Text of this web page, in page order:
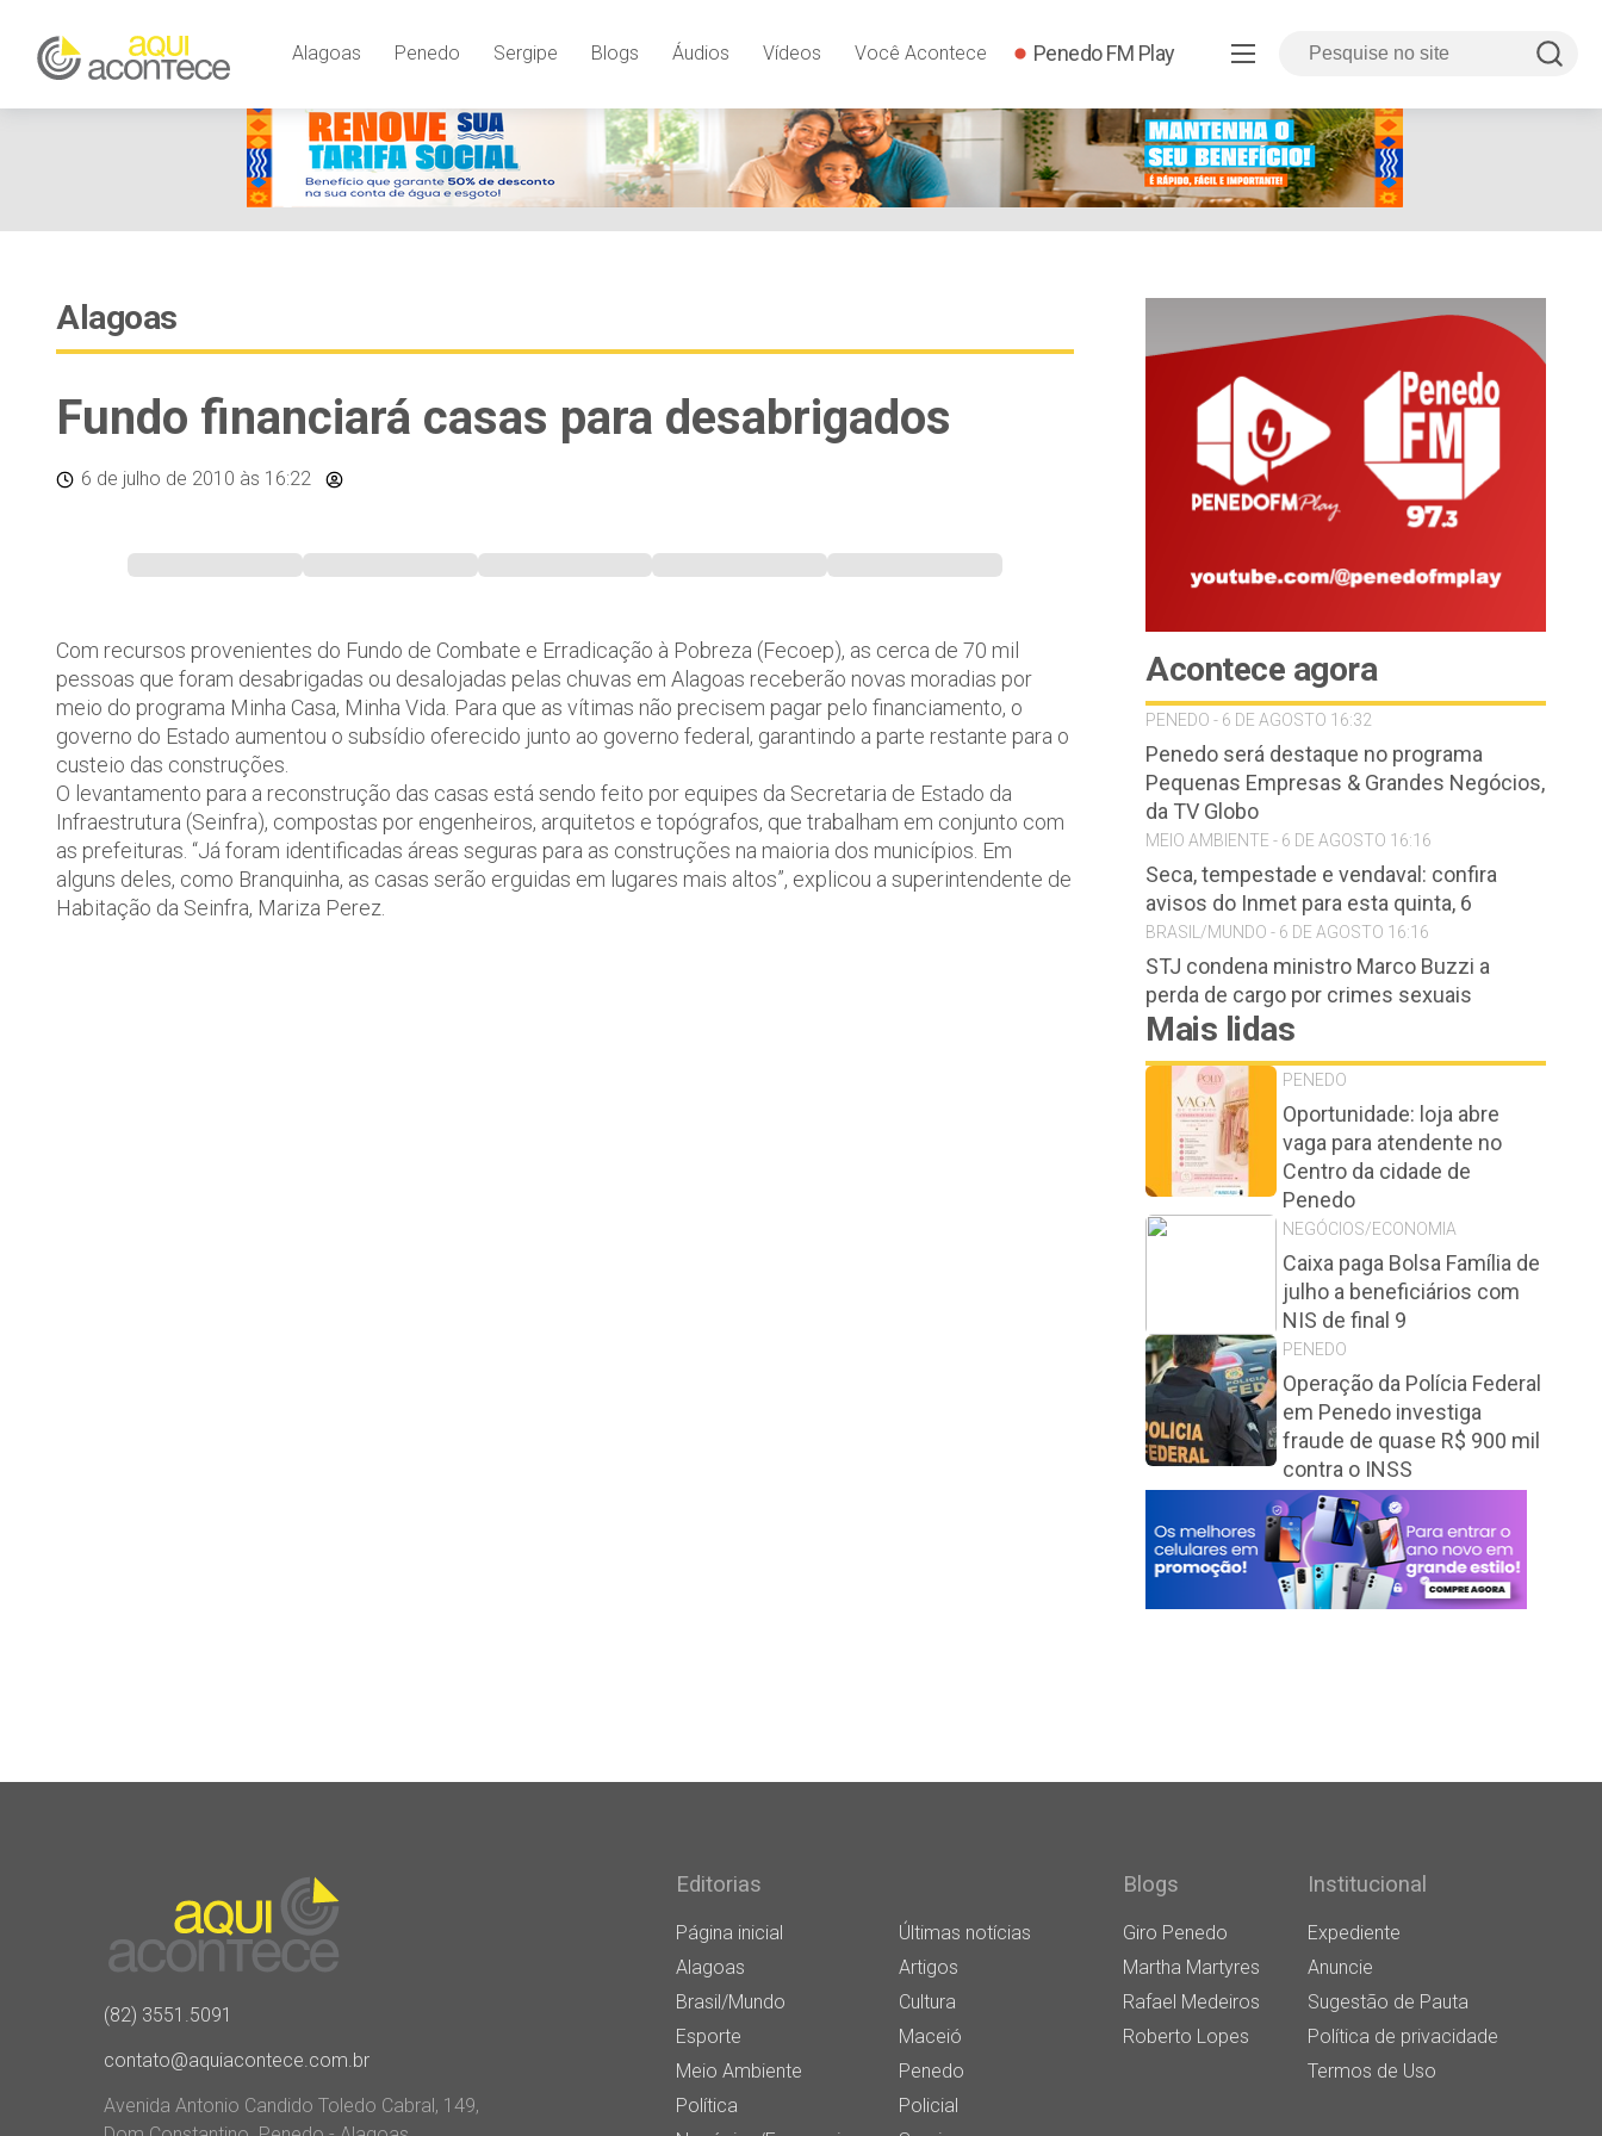
Alagoas Penedo Sergipe Blogs Áudios Vídeos Você Acontece Penedo FM Play
Alagoas
Fundo financiará casas para desabrigados
6 de julho de 2010 às 16:22
Com recursos provenientes do Fundo de Combate e Erradicação à Pobreza (Fecoep), as cerca de 70 mil
pessoas que foram desabrigadas ou desalojadas pelas chuvas em Alagoas receberão novas moradias por
meio do programa Minha Casa, Minha Vida. Para que as vítimas não precisem pagar pelo financiamento, o
governo do Estado aumentou o subsídio oferecido junto ao governo federal, garantindo a parte restante para o
custeio das construções.
O levantamento para a reconstrução das casas está sendo feito por equipes da Secretaria de Estado da
Infraestrutura (Seinfra), compostas por engenheiros, arquitetos e topógrafos, que trabalham em conjunto com
as prefeituras. “Já foram identificadas áreas seguras para as construções na maioria dos municípios. Em
alguns deles, como Branquinha, as casas serão erguidas em lugares mais altos”, explicou a superintendente de
Habitação da Seinfra, Mariza Perez.
Acontece agora
PENEDO - 6 DE AGOSTO 16:32
Penedo será destaque no programa
Pequenas Empresas & Grandes Negócios,
da TV Globo
MEIO AMBIENTE - 6 DE AGOSTO 16:16
Seca, tempestade e vendaval: confira
avisos do Inmet para esta quinta, 6
BRASIL/MUNDO - 6 DE AGOSTO 16:16
STJ condena ministro Marco Buzzi a
perda de cargo por crimes sexuais
Mais lidas
PENEDO
Oportunidade: loja abre
vaga para atendente no
Centro da cidade de
Penedo
NEGÓCIOS/ECONOMIA
Caixa paga Bolsa Família de
julho a beneficiários com
NIS de final 9
PENEDO
Operação da Polícia Federal
em Penedo investiga
fraude de quase R$ 900 mil
contra o INSS
(82) 3551.5091
contato@aquiacontece.com.br
Avenida Antonio Candido Toledo Cabral, 149,
Editorias
Página inicial
Últimas notícias
Alagoas
Artigos
Brasil/Mundo
Cultura
Esporte
Maceió
Meio Ambiente
Penedo
Política
Policial
Blogs
Giro Penedo
Martha Martyres
Rafael Medeiros
Roberto Lopes
Institucional
Expediente
Anuncie
Sugestão de Pauta
Política de privacidade
Termos de Uso